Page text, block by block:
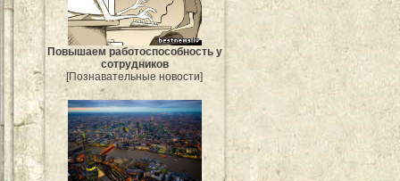
Повышаем работоспособность у
сотрудников
[Познавательные новости]